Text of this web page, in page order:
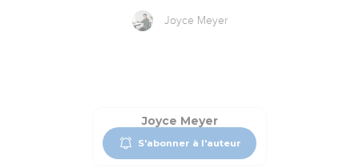
Joyce Meyer
Joyce Meyer
S'abonner à l'auteur